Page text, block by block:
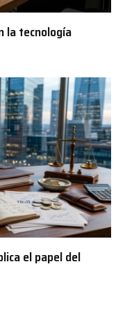
la tecnología
el papel del